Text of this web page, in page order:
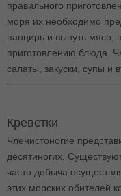
правильного
моря их необходимо
панцирь и вынуть мясо,
приготовлению блюда.
салаты, закуски, супы и
Креветки
Членистоногие
десятиногих.
часто добыча
этих морских обителей